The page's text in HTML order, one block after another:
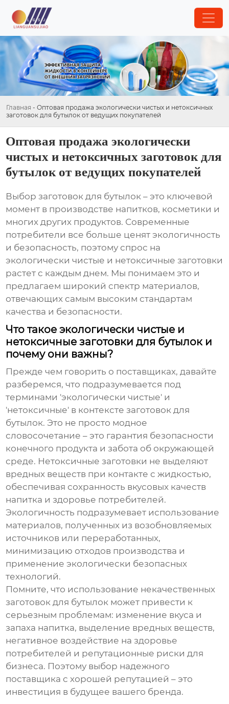
Главная - Оптовая продажа экологически чистых и нетоксичных
заготовок для бутылок от ведущих покупателей
Оптовая продажа экологически
чистых и нетоксичных заготовок для
бутылок от ведущих покупателей
Выборзаготовок для бутылок – это ключевой
момент в производстве напитков, косметики и
многих других продуктов. Современные
потребители все больше ценят экологичность
и безопасность, поэтому спрос на
экологически чистые и нетоксичные заготовки
растет с каждым днем. Мы понимаем это и
предлагаем широкий спектр материалов,
отвечающих самым высоким стандартам
качества и безопасности.
Что такое экологически чистые и
нетоксичные заготовки для бутылок и
почему они важны?
Прежде чем говорить о поставщиках, давайте
разберемся, что подразумевается под
терминами 'экологически чистые' и
'нетоксичные' в контекстезаготовок для
бутылок. Это не просто модное
словосочетание – это гарантия безопасности
конечного продукта и забота об окружающей
среде. Нетоксичные заготовки не выделяют
вредных веществ при контакте с жидкостью,
обеспечивая сохранность вкусовых качеств
напитка и здоровье потребителей.
Экологичность подразумевает использование
материалов, полученных из возобновляемых
источников или переработанных,
минимизацию отходов производства и
применение экологически безопасных
технологий.
Помните, что использование некачественных
заготовок для бутылок может привести к
серьезным проблемам: изменение вкуса и
запаха напитка, выделение вредных веществ,
негативное воздействие на здоровье
потребителей и репутационные риски для
бизнеса. Поэтому выбор надежного
поставщика с хорошей репутацией – это
инвестиция в будущее вашего бренда.